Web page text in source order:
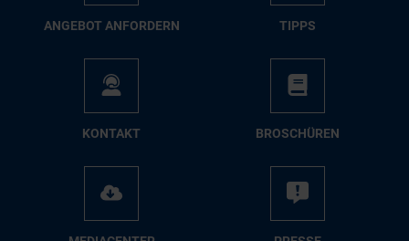
AN­GE­BOT AN­FOR­DERN TIPPS
KON­TAKT BRO­SCHÜ­REN